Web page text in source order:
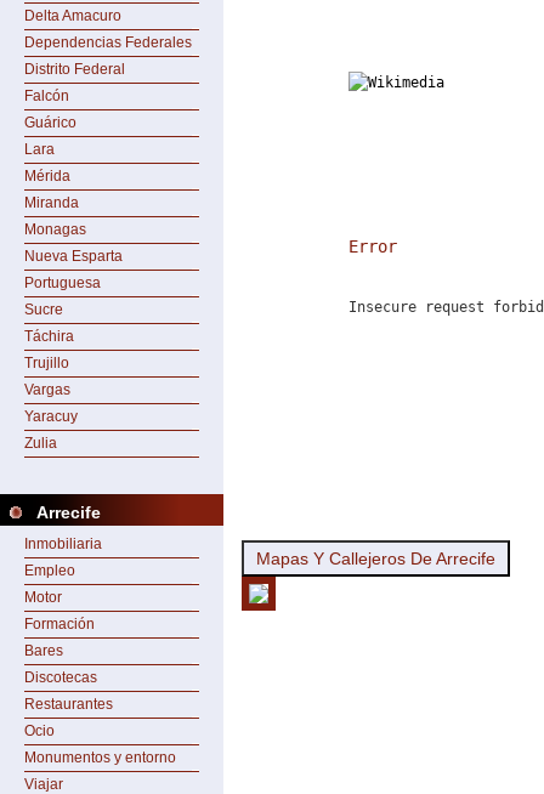
Delta Amacuro
Dependencias Federales
Distrito Federal
Falcón
Guárico
Lara
Mérida
Miranda
Monagas
Nueva Esparta
Portuguesa
Sucre
Táchira
Trujillo
Vargas
Yaracuy
Zulia
Arrecife
Inmobiliaria
Empleo
Motor
Formación
Bares
Discotecas
Restaurantes
Ocio
Monumentos y entorno
Viajar
Error
Insecure request
Mapas Y Callejeros De Arrecife